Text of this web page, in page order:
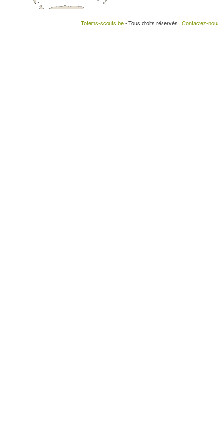
Totems-scouts.be- Tous droits réservés | Contactez-